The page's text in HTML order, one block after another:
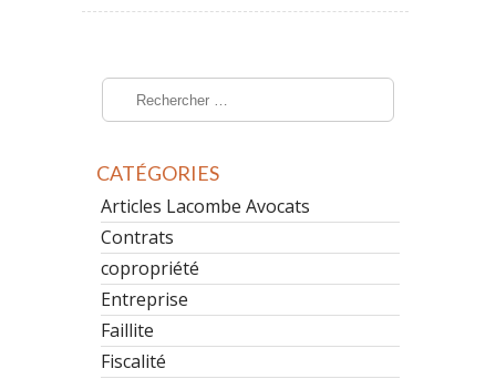
CATÉGORIES
Articles Lacombe Avocats
Contrats
copropriété
Entreprise
Faillite
Fiscalité